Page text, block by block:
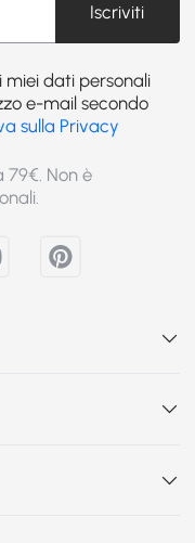
Iscriviti
dati personali
e-mail secondo
sulla Privacy
79€. Non è